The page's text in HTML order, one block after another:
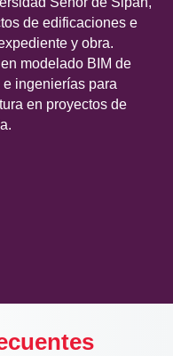
de edificaciones e
y obra.
modelado BIM de
ingenierías para
en proyectos de